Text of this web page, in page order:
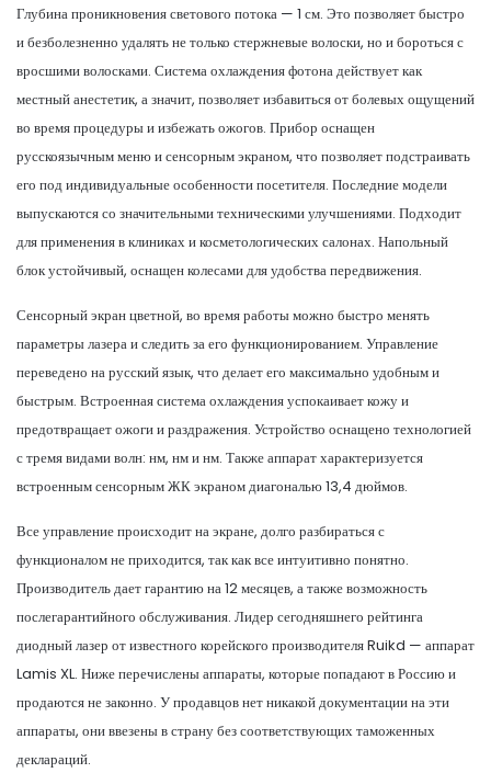
Глубина проникновения светового потока — 1 см. Это позволяет быстро
и безболезненно удалять не только стержневые волоски, но и бороться с
вросшими волосками. Система охлаждения фотона действует как
местный анестетик, а значит, позволяет избавиться от болевых ощущений
во время процедуры и избежать ожогов. Прибор оснащен
русскоязычным меню и сенсорным экраном, что позволяет подстраивать
его под индивидуальные особенности посетителя. Последние модели
выпускаются со значительными техническими улучшениями. Подходит
для применения в клиниках и косметологических салонах. Напольный
блок устойчивый, оснащен колесами для удобства передвижения.
Сенсорный экран цветной, во время работы можно быстро менять
параметры лазера и следить за его функционированием. Управление
переведено на русский язык, что делает его максимально удобным и
быстрым. Встроенная система охлаждения успокаивает кожу и
предотвращает ожоги и раздражения. Устройство оснащено технологией
с тремя видами волн: нм, нм и нм. Также аппарат характеризуется
встроенным сенсорным ЖК экраном диагональю 13,4 дюймов.
Все управление происходит на экране, долго разбираться с
функционалом не приходится, так как все интуитивно понятно.
Производитель дает гарантию на 12 месяцев, а также возможность
послегарантийного обслуживания. Лидер сегодняшнего рейтинга
диодный лазер от известного корейского производителя Ruikd — аппарат
Lamis XL. Ниже перечислены аппараты, которые попадают в Россию и
продаются не законно. У продавцов нет никакой документации на эти
аппараты, они ввезены в страну без соответствующих таможенных
деклараций.